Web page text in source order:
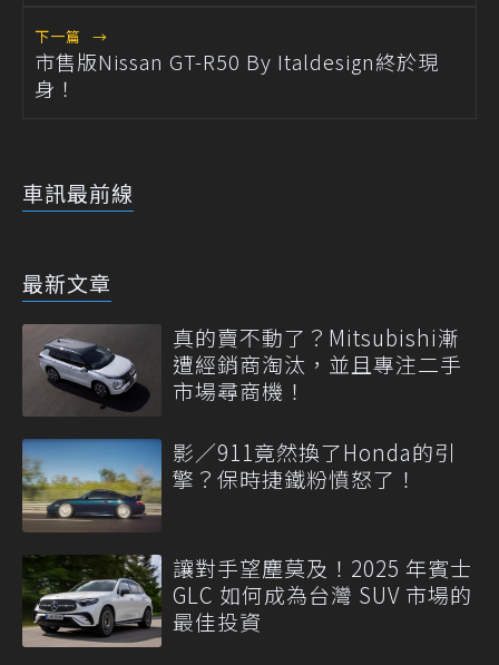
下一篇 →
市售版Nissan GT-R50 By Italdesign終於現
身！
車訊最前線
最新文章
真的賣不動了？Mitsubishi漸
遭經銷商淘汰，並且專注二手
市場尋商機！
影／911竟然換了Honda的引
擎？保時捷鐵粉憤怒了！
讓對手望塵莫及！2025 年賓士
GLC 如何成為台灣 SUV 市場的
最佳投資